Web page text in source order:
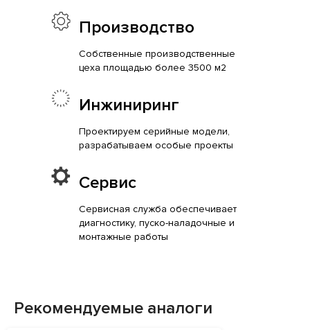
Производство
Собственные производственные
цеха площадью более 3500 м2
Инжиниринг
Проектируем серийные модели,
разрабатываем особые проекты
Сервис
Сервисная служба обеспечивает
диагностику, пуско-наладочные и
монтажные работы
Рекомендуемые аналоги